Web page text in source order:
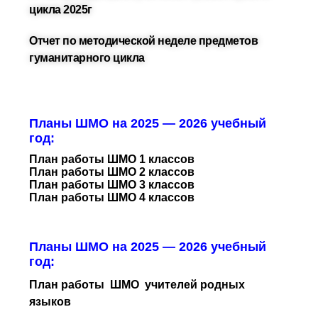
цикла 2025г
Отчет по методической неделе предметов
гуманитарного цикла
Планы ШМО на 2025 — 2026 учебный
год:
План работы ШМО 1 классов
План работы ШМО 2 классов
План работы ШМО 3 классов
План работы ШМО 4 классов
Планы ШМО на 2025 — 2026 учебный
год:
План работы ШМО учителей родных
языков